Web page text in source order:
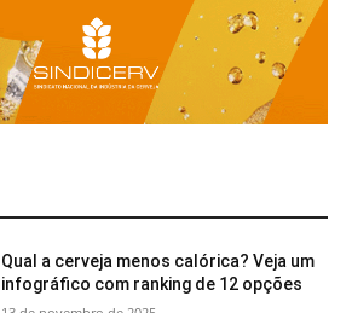
Qual a cerveja menos calórica? Veja um
infográfico com ranking de 12 opções